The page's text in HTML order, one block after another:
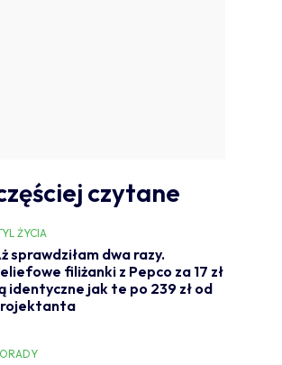
czytane
ŻYCIA
sprawdziłam dwa razy.
filiżanki z Pepco za 17 zł
identyczne jak te po 239 zł od